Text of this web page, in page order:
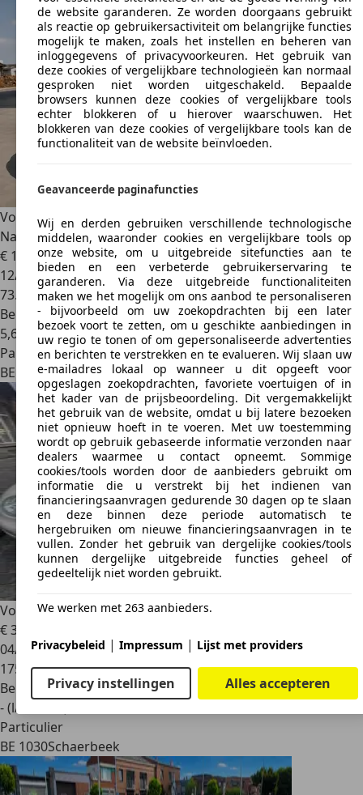
Volkswagen BeetleCabriolet 1.2 TSI Allstar | 73.736 km |
Navi | Climatronic | Bluetooth | Euro 6b
€ 15.000
12/2016
73.736 km
Benzine
5,6 l/100 km (comb.)
Particulier
BE 8520Kuurne
Volkswagen BeetleVolkswagen Beetle Tres Propres
€ 3.500
04/2004
175.000 km
Benzine
- (l/100 km)
Particulier
BE 1030Schaerbeek
de website garanderen. Ze worden doorgaans gebruikt
als reactie op gebruikersactiviteit om belangrijke functies
mogelijk te maken, zoals het instellen en beheren van
inloggegevens of privacyvoorkeuren. Het gebruik van
deze cookies of vergelijkbare technologieën kan normaal
gesproken niet worden uitgeschakeld. Bepaalde
browsers kunnen deze cookies of vergelijkbare tools
echter blokkeren of u hierover waarschuwen. Het
blokkeren van deze cookies of vergelijkbare tools kan de
functionaliteit van de website beïnvloeden.
Geavanceerde paginafuncties
Wij en derden gebruiken verschillende technologische
middelen, waaronder cookies en vergelijkbare tools op
onze website, om u uitgebreide sitefuncties aan te
bieden en een verbeterde gebruikerservaring te
garanderen. Via deze uitgebreide functionaliteiten
maken we het mogelijk om ons aanbod te personaliseren
- bijvoorbeeld om uw zoekopdrachten bij een later
bezoek voort te zetten, om u geschikte aanbiedingen in
uw regio te tonen of om gepersonaliseerde advertenties
en berichten te verstrekken en te evalueren. Wij slaan uw
e-mailadres lokaal op wanneer u dit opgeeft voor
opgeslagen zoekopdrachten, favoriete voertuigen of in
het kader van de prijsbeoordeling. Dit vergemakkelijkt
het gebruik van de website, omdat u bij latere bezoeken
niet opnieuw hoeft in te voeren. Met uw toestemming
wordt op gebruik gebaseerde informatie verzonden naar
dealers waarmee u contact opneemt. Sommige
cookies/tools worden door de aanbieders gebruikt om
informatie die u verstrekt bij het indienen van
financieringsaanvragen gedurende 30 dagen op te slaan
en deze binnen deze periode automatisch te
hergebruiken om nieuwe financieringsaanvragen in te
vullen. Zonder het gebruik van dergelijke cookies/tools
kunnen dergelijke uitgebreide functies geheel of
gedeeltelijk niet worden gebruikt.
We werken met 263 aanbieders.
Privacybeleid | Impressum | Lijst met providers
Privacy instellingen Alles accepteren